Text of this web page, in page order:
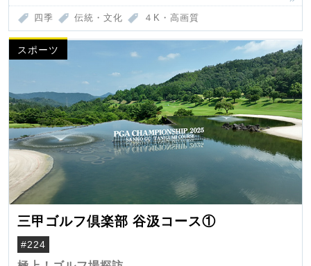
四季 伝統・文化 ４K・高画質
スポーツ
三甲ゴルフ倶楽部 谷汲コース①
#224